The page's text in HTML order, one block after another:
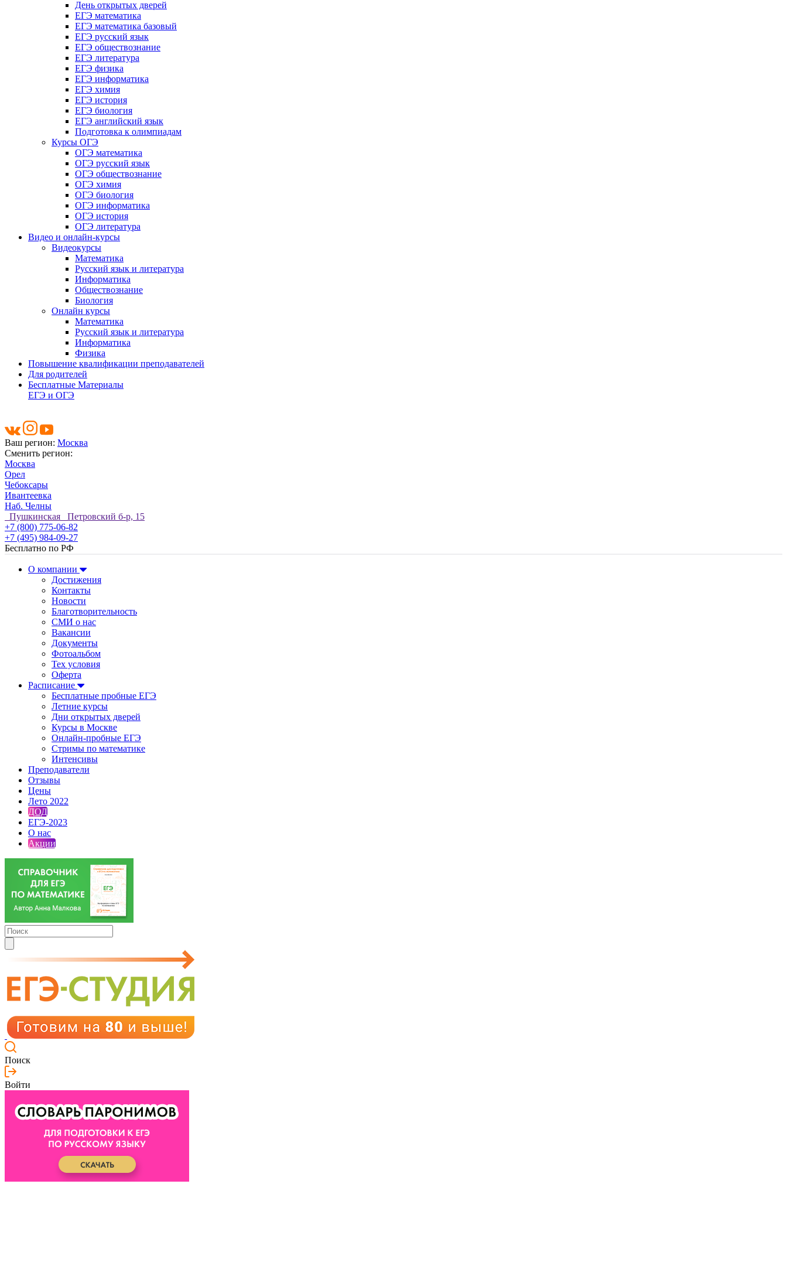
День открытых дверей
ЕГЭ математика
ЕГЭ математика базовый
ЕГЭ русский язык
ЕГЭ обществознание
ЕГЭ литература
ЕГЭ физика
ЕГЭ информатика
ЕГЭ химия
ЕГЭ история
ЕГЭ биология
ЕГЭ английский язык
Подготовка к олимпиадам
Курсы ОГЭ
ОГЭ математика
ОГЭ русский язык
ОГЭ обществознание
ОГЭ химия
ОГЭ биология
ОГЭ информатика
ОГЭ история
ОГЭ литература
Видео и онлайн-курсы
Видеокурсы
Математика
Русский язык и литература
Информатика
Обществознание
Биология
Онлайн курсы
Математика
Русский язык и литература
Информатика
Физика
Повышение квалификации преподавателей
Для родителей
Бесплатные Материалы
ЕГЭ и ОГЭ
Ваш регион: Москва
Сменить регион:
Москва
Орел
Чебоксары
Ивантеевка
Наб. Челны
Пушкинская Петровский б-р, 15
+7 (800) 775-06-82
+7 (495) 984-09-27
Бесплатно по РФ
О компании
Достижения
Контакты
Новости
Благотворительность
СМИ о нас
Вакансии
Документы
Фотоальбом
Тех условия
Оферта
Расписание
Бесплатные пробные ЕГЭ
Летние курсы
Дни открытых дверей
Курсы в Москве
Онлайн-пробные ЕГЭ
Стримы по математике
Интенсивы
Преподаватели
Отзывы
Цены
Лето 2022
ДОД
ЕГЭ-2023
О нас
Акции
Поиск
Войти